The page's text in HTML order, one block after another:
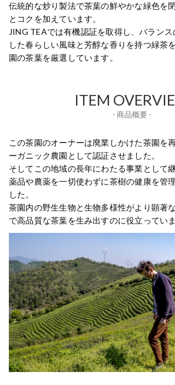
伝統的な炒り製法で茶葉の鮮やかな緑色を
とコクを加えています。
JING TEAでは有機認証を取得し、バランス
した春らしい風味と芳醇な香りを持つ緑茶
園の茶葉を厳選しています。
ITEM
- 商品概要 -
この茶園のオーナーは廃業しかけた茶園を
ーガニック農園として認証させました。
そしてこの地域の長年にわたる事業として
薬品や農薬を一切使わずに茶樹の健康を管
した。
茶園内の野生生物と生物多様性がより顕著
で高品質な茶葉を生み出すのに役立っていま